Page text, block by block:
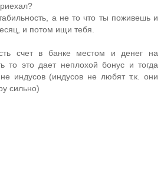
а не то что ты поживешь и
и потом ищи тебя.
счет в банке местом и денег на
то это дает неплохой бонус и тогда
индусов (индусов не любят т.к. они
сильно)